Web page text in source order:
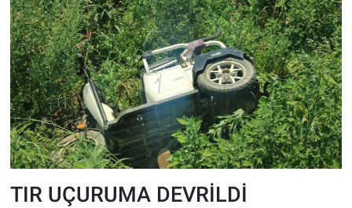
TIR UÇURUMA DEVRİLDİ